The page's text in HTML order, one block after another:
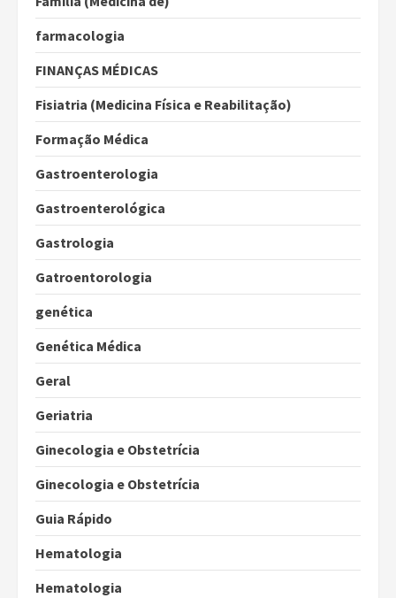
farmacologia
FINANÇAS MÉDICAS
Fisiatria (Medicina Física e Reabilitação)
Formação Médica
Gastroenterologia
Gastroenterológica
Gastrologia
Gatroentorologia
genética
Genética Médica
Geral
Geriatria
Ginecologia e Obstetrícia
Ginecologia e Obstetrícia
Guia Rápido
Hematologia
Hematologia